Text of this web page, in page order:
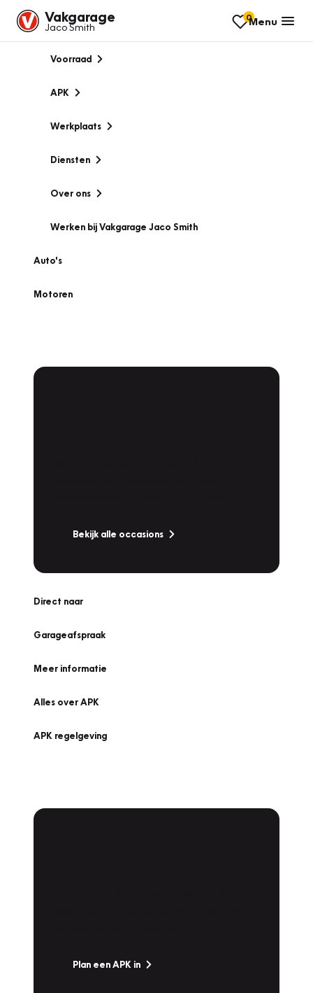
Vakgarage
Jaco Smith
0Menu
Voorraad
APK
Werkplaats
Diensten
Over ons
Werken bij Vakgarage Jaco Smith
Auto's
Motoren
Bekijk alle occasions
Direct naar
Garageafspraak
Meer informatie
Alles over APK
APK regelgeving
Plan een APK in